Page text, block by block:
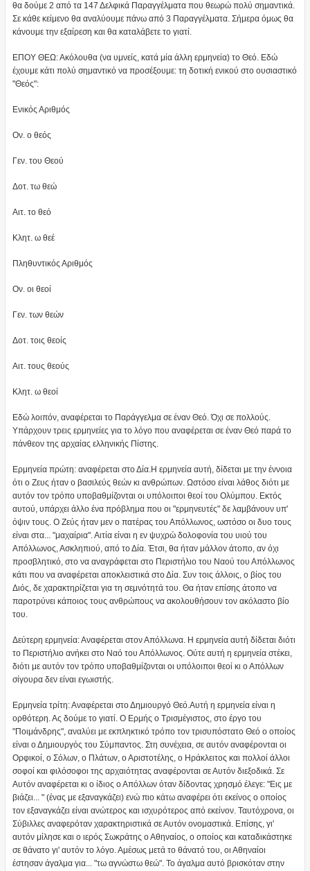
θα δούμε 2 από τα 147 Δελφικά Παραγγέλματα που θεωρώ πολύ σημαντικά.
Σε κάθε κείμενο θα αναλύουμε πάνω από 3 Παραγγέλματα. Σήμερα όμως θα
κάνουμε την εξαίρεση και θα καταλάβετε το γιατί.
ΕΠΟΥ ΘΕΩ: Ακόλουθα (να υμνείς, κατά μία άλλη ερμηνεία) το Θεό. Εδώ
έχουμε κάτι πολύ σημαντικό να προσέξουμε: τη δοτική ενικού στο ουσιαστικό
"Θεός":
Ενικός Αριθμός
Ον. ο θεός
Γεν. του Θεού
Δοτ. τω θεώ
Αιτ. το θεό
Κλητ. ω θεέ
Πληθυντικός Αριθμός
Ον. οι θεοί
Γεν. των θεών
Δοτ. τοις θεοίς
Αιτ. τους θεούς
Κλητ. ω θεοί
Εδώ λοιπόν, αναφέρεται το Παράγγελμα σε έναν Θεό. Όχι σε πολλούς.
Υπάρχουν τρεις ερμηνείες για το λόγο που αναφέρεται σε έναν Θεό παρά το
πάνθεον της αρχαίας ελληνικής Πίστης.
Ερμηνεία πρώτη: αναφέρεται στο Δία.Η ερμηνεία αυτή, δίδεται με την έννοια
ότι ο Ζευς ήταν ο βασιλεύς θεών κι ανθρώπων. Ωστόσο είναι λάθος διότι με
αυτόν τον τρόπο υποβαθμίζονται οι υπόλοιποι θεοί του Ολύμπου. Εκτός
αυτού, υπάρχει άλλο ένα πρόβλημα που οι "ερμηνευτές" δε λαμβάνουν υπ'
όψιν τους. Ο Ζεύς ήταν μεν ο πατέρας του Απόλλωνος, ωστόσο οι δυο τους
είναι στα... "μαχαίρια". Αιτία είναι η εν ψυχρώ δολοφονία του υιού του
Απόλλωνος, Ασκληπιού, από το Δία. Έτσι, θα ήταν μάλλον άτοπο, αν όχι
προσβλητικό, στο να αναγράφεται στο Περιστήλιο του Ναού του Απόλλωνος
κάτι που να αναφέρεται αποκλειστικά στο Δία. Συν τοις άλλοις, ο βίος του
Διός, δε χαρακτηρίζεται για τη σεμνότητά του. Θα ήταν επίσης άτοπο να
παροτρύνει κάποιος τους ανθρώπους να ακολουθήσουν τον ακόλαστο βίο
του.
Δεύτερη ερμηνεία: Αναφέρεται στον Απόλλωνα. Η ερμηνεία αυτή δίδεται διότι
το Περιστήλιο ανήκει στο Ναό του Απόλλωνος. Ούτε αυτή η ερμηνεία στέκει,
διότι με αυτόν τον τρόπο υποβαθμίζονται οι υπόλοιποι θεοί κι ο Απόλλων
σίγουρα δεν είναι εγωιστής.
Ερμηνεία τρίτη: Αναφέρεται στο Δημιουργό Θεό.Αυτή η ερμηνεία είναι η
ορθότερη. Ας δούμε το γιατί. Ο Ερμής ο Τρισμέγιστος, στο έργο του
"Ποιμάνδρης", αναλύει με εκπληκτικό τρόπο τον τρισυπόστατο Θεό ο οποίος
είναι ο Δημιουργός του Σύμπαντος. Στη συνέχεια, σε αυτόν αναφέρονται οι
Ορφικοί, ο Σόλων, ο Πλάτων, ο Αριστοτέλης, ο Ηράκλειτος και πολλοί άλλοι
σοφοί και φιλόσοφοι της αρχαιότητας αναφέρονται σε Αυτόν διεξοδικά. Σε
Αυτόν αναφέρεται κι ο ίδιος ο Απόλλων όταν δίδοντας χρησμό έλεγε: "Εις με
βιάζει... " (ένας με εξαναγκάζει) ενώ πιο κάτω αναφέρει ότι εκείνος ο οποίος
τον εξαναγκάζει είναι ανώτερος και ισχυρότερος από εκείνον. Ταυτόχρονα, οι
Σύβιλλες αναφερόταν χαρακτηριστικά σε Αυτόν ονομαστικά. Επίσης, γι'
αυτόν μίλησε και ο ιερός Σωκράτης ο Αθηναίος, ο οποίος και καταδικάστηκε
σε θάνατο γι' αυτόν το λόγο. Αμέσως μετά το θάνατό του, οι Αθηναίοι
έστησαν άγαλμα για... "τω αγνώστω θεώ". Το άγαλμα αυτό βρισκόταν στην